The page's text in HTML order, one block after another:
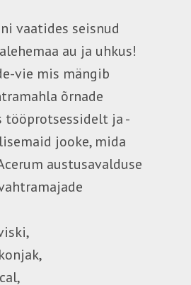
vaatides seisnud
au ja uhkus!
vie mis mängib
õrnade
tööprotsessidelt ja -
jooke, mida
austusavalduse